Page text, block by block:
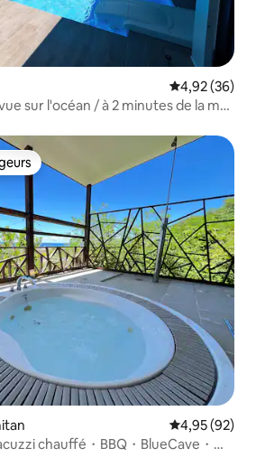
Évaluation
4,92 (36)
sur l'océan / à 2 minutes de la mer
Évaluation
4,95 (92)
chauffé・BBQ・BlueCave・